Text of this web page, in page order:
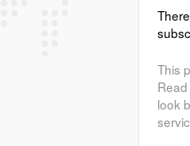
This
look